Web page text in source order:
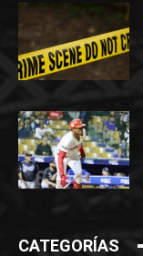
CATEGORÍAS